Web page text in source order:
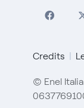
Credits
© Enel Italia